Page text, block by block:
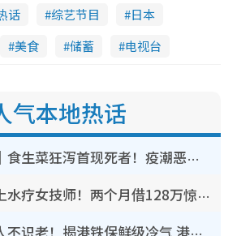
话 综艺节目
日本
美食 储蓄 电视台
气本地热话
夺命寄生虫｜食生菜狂泻首现死者！疫潮恶化录1.8万宗病例 揭洗菜3大谬误
银行高管恋上水疗女技师！两个月借128万惊觉“沉船”沉落火海 揭背后疑似邪教操控卖淫